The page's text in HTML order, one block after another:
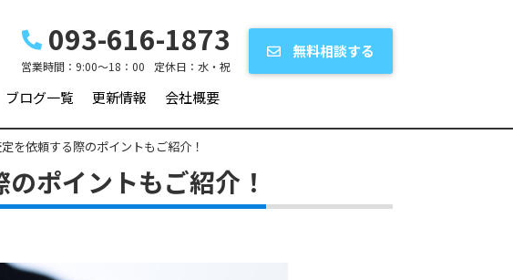
093-616-1873
営業時間： 9:00～18：00 定休日： 水・祝
無料相談する
ブログ一覧 更新情報 会社概要
を依頼する際のポイントもご紹介！
ポイントもご紹介！